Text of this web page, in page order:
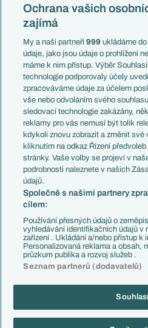
Mistrovství světa
Liga národů
Témata
Představení týmů MS
EuroSkauting
PL v kostce
Evropské koeficienty
Přestupy
Přestupové spekulace
Zranění
Kluby
Arsenal FC
Chelsea FC
Manchester United
AC Milán
Juventus FC
Bayern Mnichov
FC Barcelona
Real Madrid
Copyright © 2001-2026 EuroFotbal.cz.
Informace o
Ochrana vašich
zajímá
My a naši partneři999 ukládáme
údaje, jako jsou údaje o prohlížení
máme k nim přístup. Výběr
technologie podporovaly účely
zpracováváme údaje za účelem
vše nebo odvoláním svého
sledovací technologie zakázány,
reklamy pro vás nemusí být tolik
kdykoli znovu zobrazit a změnit
kliknutím na odkaz Řízení
stránky. Vaše volby se projeví v
podrobnosti naleznete v našich
údajů.
Společně s našimi partnery
cílem:
Používání přesných údajů o
vyhledávání identifikačních údajů
zařízení . Ukládání a/nebo přístup k
Personalizovaná reklama a obsah,
průzkum publika a rozvoj služeb .
Seznam partnerů (dodavatelů)